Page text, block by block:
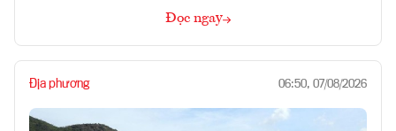
Đọc ngay
Địa phương 06:50, 07/08/2026